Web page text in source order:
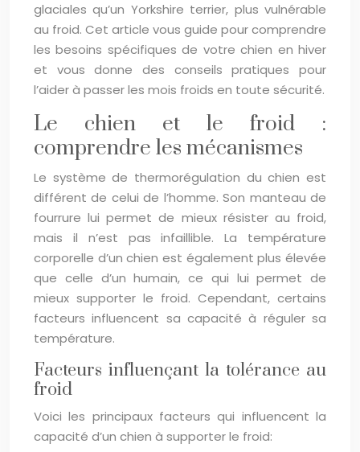
glaciales qu’un Yorkshire terrier, plus vulnérable
au froid. Cet article vous guide pour comprendre
les besoins spécifiques de votre chien en hiver
et vous donne des conseils pratiques pour
l’aider à passer les mois froids en toute sécurité.
Le chien et le froid :
comprendre les mécanismes
Le système de thermorégulation du chien est
différent de celui de l’homme. Son manteau de
fourrure lui permet de mieux résister au froid,
mais il n’est pas infaillible. La température
corporelle d’un chien est également plus élevée
que celle d’un humain, ce qui lui permet de
mieux supporter le froid. Cependant, certains
facteurs influencent sa capacité à réguler sa
température.
Facteurs influençant la tolérance au
froid
Voici les principaux facteurs qui influencent la
capacité d’un chien à supporter le froid: